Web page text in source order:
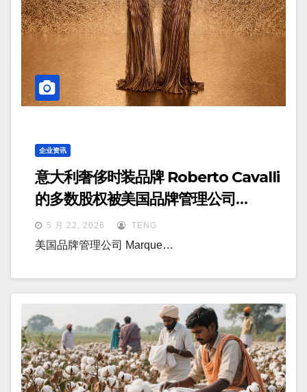
企业资讯
意大利奢侈时装品牌 Roberto Cavalli
的多数股权被美国品牌管理公司
Marquee Brands 收购
5 月 22, 2026 TENG
美国品牌管理公司 Marque…